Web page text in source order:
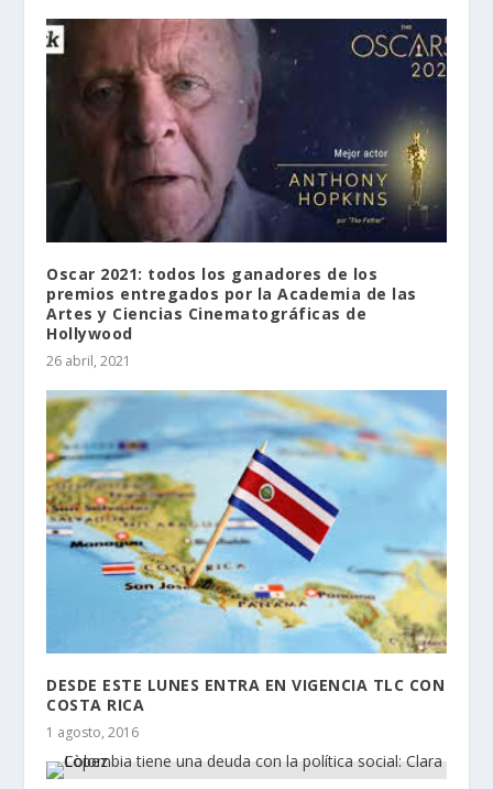
Oscar 2021: todos los ganadores de los
premios entregados por la Academia de las
Artes y Ciencias Cinematográficas de
Hollywood
26 abril, 2021
DESDE ESTE LUNES ENTRA EN VIGENCIA TLC CON
COSTA RICA
1 agosto, 2016